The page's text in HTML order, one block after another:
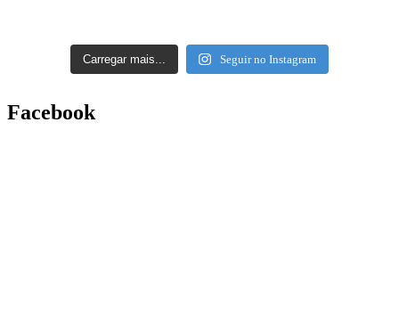
Carregar mais... Seguir no Instagram
Facebook